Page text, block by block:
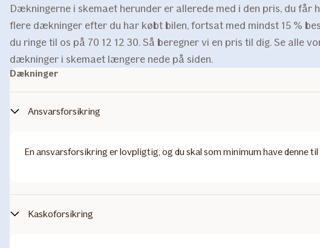
Dækningerne i skemaet herunder er allerede med i den pris, du får
flere dækninger efter du har købt bilen, fortsat med mindst 15 %
du ringe til os på 70 12 12 30. Så beregner vi en pris til dig. Se alle
dækninger i skemaet længere nede på siden.
Dækninger
Ansvarsforsikring
​En ansvarsforsikring er lovpligtig, og du skal som minimum have denne
Kaskoforsikring